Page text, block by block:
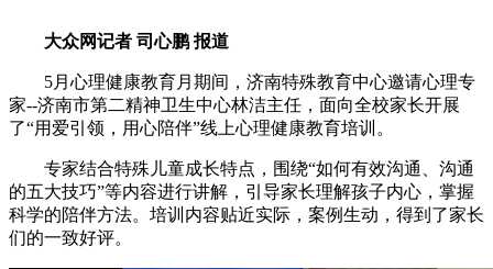
大众网记者 司心鹏 报道
5月心理健康教育月期间，济南特殊教育中心邀请心理专
家--济南市第二精神卫生中心林洁主任，面向全校家长开展
了“用爱引领，用心陪伴”线上心理健康教育培训。
专家结合特殊儿童成长特点，围绕“如何有效沟通、沟通
的五大技巧”等内容进行讲解，引导家长理解孩子内心，掌握
科学的陪伴方法。培训内容贴近实际，案例生动，得到了家长
们的一致好评。